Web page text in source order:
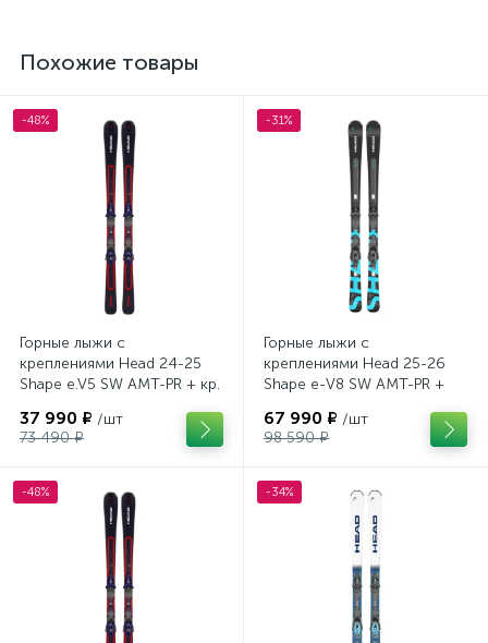
Похожие товары
-48%
Горные лыжи с
креплениями Head 24-25
Shape e.V5 SW AMT-PR + кр.
37 990 ₽ /шт
73 490 ₽
-31%
Горные лыжи с
креплениями Head 25-26
Shape e-V8 SW AMT-PR +
67 990 ₽ /шт
98 590 ₽
-48% -34%